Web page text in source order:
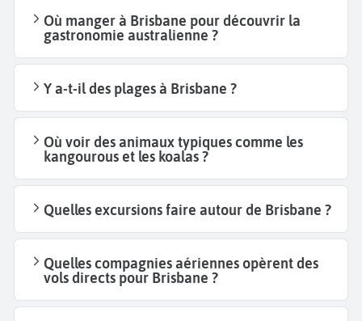
Où manger à Brisbane pour découvrir la
gastronomie australienne ?
Y a-t-il des plages à Brisbane ?
Où voir des animaux typiques comme les
kangourous et les koalas ?
Quelles excursions faire autour de Brisbane ?
Quelles compagnies aériennes opèrent des
vols directs pour Brisbane ?